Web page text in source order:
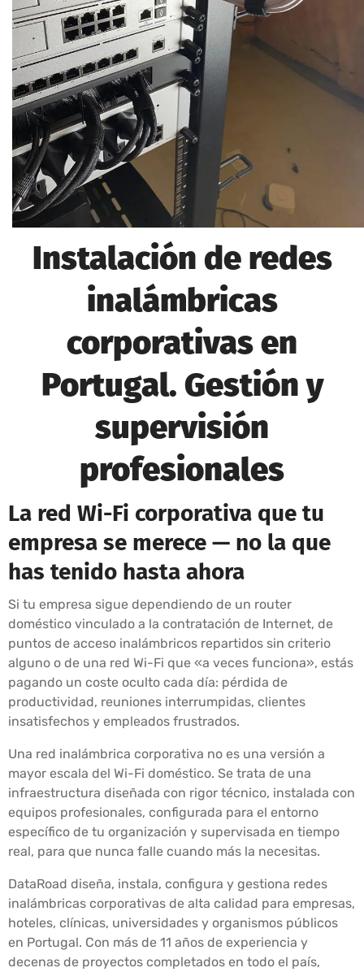
Instalación de redes
inalámbricas
corporativas en
Portugal. Gestión y
supervisión
profesionales
La red Wi-Fi corporativa que tu
empresa se merece — no la que
has tenido hasta ahora
Si tu empresa sigue dependiendo de un router
doméstico vinculado a la contratación de Internet, de
puntos de acceso inalámbricos repartidos sin criterio
alguno o de una red Wi-Fi que «a veces funciona», estás
pagando un coste oculto cada día: pérdida de
productividad, reuniones interrumpidas, clientes
insatisfechos y empleados frustrados.
Una red inalámbrica corporativa no es una versión a
mayor escala del Wi-Fi doméstico. Se trata de una
infraestructura diseñada con rigor técnico, instalada con
equipos profesionales, configurada para el entorno
específico de tu organización y supervisada en tiempo
real, para que nunca falle cuando más la necesitas.
DataRoad diseña, instala, configura y gestiona redes
inalámbricas corporativas de alta calidad para empresas,
hoteles, clínicas, universidades y organismos públicos
en Portugal. Con más de 11 años de experiencia y
decenas de proyectos completados en todo el país,